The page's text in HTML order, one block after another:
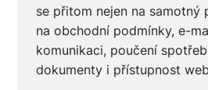
se přitom nejen na samotný
na obchodní podmínky, e-
komunikaci, poučení
dokumenty i přístupnost